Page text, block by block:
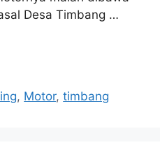
Desa Timbang …
, Motor,timbang